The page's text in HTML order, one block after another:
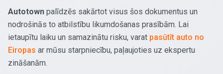
Autotown palīdzēs sakārtot visus šos dokumentus un
nodrošinās to atbilstību likumdošanas prasībām. Lai
ietaupītu laiku un samazinātu risku, varat pasūtīt auto no
Eiropas ar mūsu starpniecību, paļaujoties uz ekspertu
zināšanām.